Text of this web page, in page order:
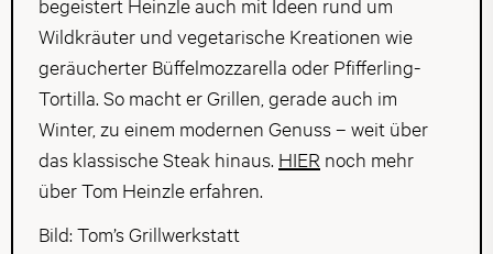
begeistert Heinzle auch mit Ideen rund um
Wildkräuter und vegetarische Kreationen wie
geräucherter Büffelmozzarella oder Pfifferling-
Tortilla. So macht er Grillen, gerade auch im
Winter, zu einem modernen Genuss – weit über
das klassische Steak hinaus. HIER noch mehr
über Tom Heinzle erfahren.
Bild: Tom’s Grillwerkstatt